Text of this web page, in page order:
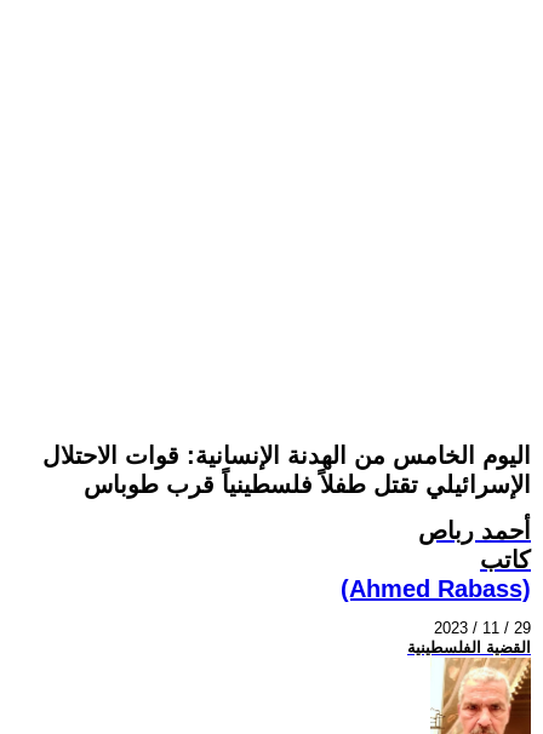
اليوم الخامس من الهدنة الإنسانية: قوات الاحتلال
الإسرائيلي تقتل طفلاً فلسطينياً قرب طوباس
أحمد رباص
كاتب
(Ahmed Rabass)
2023 / 11 / 29
القضية الفلسطينية